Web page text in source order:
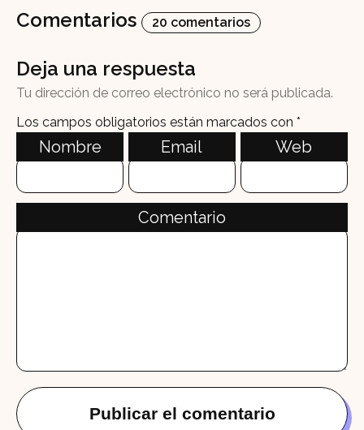
Comentarios 20 comentarios
Deja una respuesta
Tu dirección de correo electrónico no será publicada.
Los campos obligatorios están marcados con *
Nombre Email Web
Comentario